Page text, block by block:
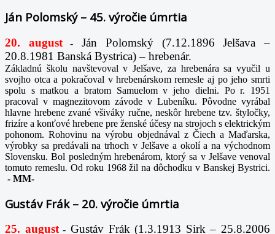
Ján Polomský – 45. výročie úmrtia
20. august-
Ján Polomský (7.12.1896 Jelšava –
20.8.1981 Banská Bystrica) – hrebenár.
Základnú školu navštevoval v Jelšave, za hrebenára sa vyučil u
svojho otca a pokračoval v hrebenárskom remesle aj po jeho smrti
spolu s matkou a bratom Samuelom v jeho dielni. Po r. 1951
pracoval v magnezitovom závode v Lubeníku. Pôvodne vyrábal
hlavne hrebene zvané všiváky ručne, neskôr hrebene tzv. štyločky,
frizíre a konťové hrebene pre ženské účesy na strojoch s elektrickým
pohonom. Rohovinu na výrobu objednával z Čiech a Maďarska,
výrobky sa predávali na trhoch v Jelšave a okolí a na východnom
Slovensku. Bol posledným hrebenárom, ktorý sa v Jelšave venoval
tomuto remeslu. Od roku 1968 žil na dôchodku v Banskej Bystrici.
- MM-
Gustáv Frák – 20. výročie úmrtia
25. august- Gustáv Frák (1.3.1913 Sirk – 25.8.2006